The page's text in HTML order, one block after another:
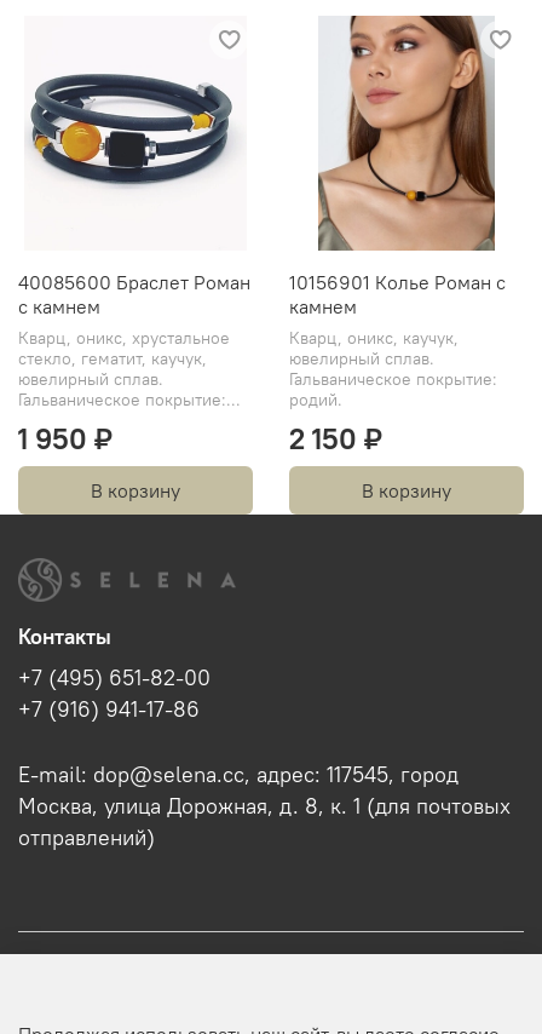
40085600 Браслет Роман
с камнем
Кварц, оникс, хрустальное
стекло, гематит, каучук,
ювелирный сплав.
Гальваническое покрытие:...
1 950 ₽
В корзину
10156901 Колье Роман с
камнем
Кварц, оникс, каучук,
ювелирный сплав.
Гальваническое покрытие:
родий.
2 150 ₽
В корзину
Контакты
+7 (495) 651-82-00
+7 (916) 941-17-86
E-mail: dop@selena.cc, адрес: 117545, город
Москва, улица Дорожная, д. 8, к. 1 (для почтовых
отправлений)